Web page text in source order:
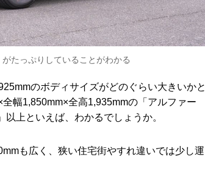
たっぷりしていることがわかる
のボディサイズがどのぐらい大きいかと
幅1,850mm×全高1,935mmの「アルファー
上といえば、わかるでしょうか。
も広く、狭い住宅街やすれ違いでは少し運